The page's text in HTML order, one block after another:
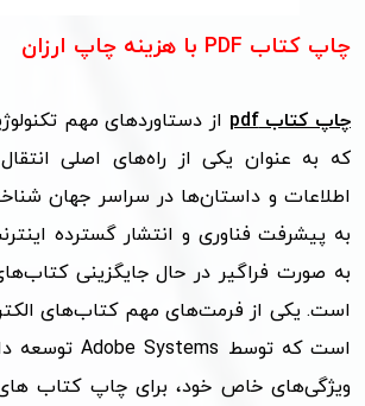
چاپ کتاب PDF با هزینه چاپ ارزان
چاپ کتاب‌ pdf
که به عنوان یکی از راه‌های اصلی
اطلاعات و داستان‌ها در سراسر جهان
به پیشرفت فناوری و انتشار گسترده
به صورت فراگیر در حال جایگزینی
است. یکی از فرمت‌های مهم کتاب‌های
است که توسط Adobe Systemsتوسعه
ویژگی‌های خاص خود، برای چاپ کتاب‌ های